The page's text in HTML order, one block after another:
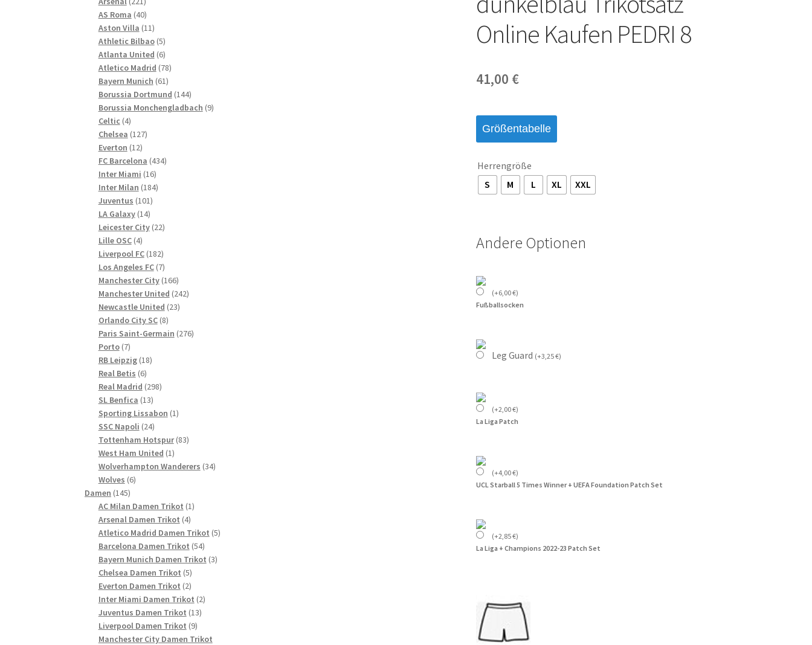
Online Kaufen PEDRI 8
41,00 €
Größentabelle
Herrengröße
S
M L XL XXL
Andere Optionen
(+6,00€)
Fußballsocken
Leg Guard (+3,25€)
(+2,00€)
La Liga Patch
(+4,00€)
UCL Starball 5 Times Winner + UEFA Foundation Patch Set
(+2,85€)
La Liga + Champions 2022-23 Patch Set
Produkte
AS Roma 4040
Produkte
Aston Villa 1111
Produkte
Athletic Bilbao 55
Produkte
Atlanta United 66
Produkte
Atletico Madrid 7878
Bayern Munich 6161
Produkte
Borussia Dortmund 144144
Produkte
Borussia Monchengladbach 99
Celtic 44
Produkte
Chelsea 127127
Everton 1212
Produkte
FC Barcelona 434434
Inter Miami 1616
Produkte
Inter Milan 184184
Juventus 101101
Produkte
LA Galaxy 1414
Produkte
Leicester City 2222
Lille OSC 44
Produkte
Liverpool FC 182182
Produkte
Los Angeles FC 77
Produkte
Manchester City 166166
Produkte
Manchester United 242242
Newcastle United 2323
Orlando City SC 88
Produkte
Paris Saint-Germain 276276
Porto 77
Produkte
RB Leipzig 1818
Real Betis 66
Produkte
Real Madrid 298298
SL Benfica 1313
Produkte
Sporting Lissabon 11
SSC Napoli 2424
Produkte
Tottenham Hotspur 8383
West Ham United 11
Produkt
Wolverhampton Wanderers 3434
Wolves 66
Damen 145145
Produkte
AC Milan Damen Trikot 11
Arsenal Damen Trikot 44
Produkte
Atletico Madrid Damen Trikot 55
Barcelona Damen Trikot 5454
Produkte
Bayern Munich Damen Trikot 33
Chelsea Damen Trikot 55
Produkte
Everton Damen Trikot 22
Produkte
Inter Miami Damen Trikot 22
Juventus Damen Trikot 1313
Liverpool Damen Trikot 99
Produkte
Manchester City Damen Trikot